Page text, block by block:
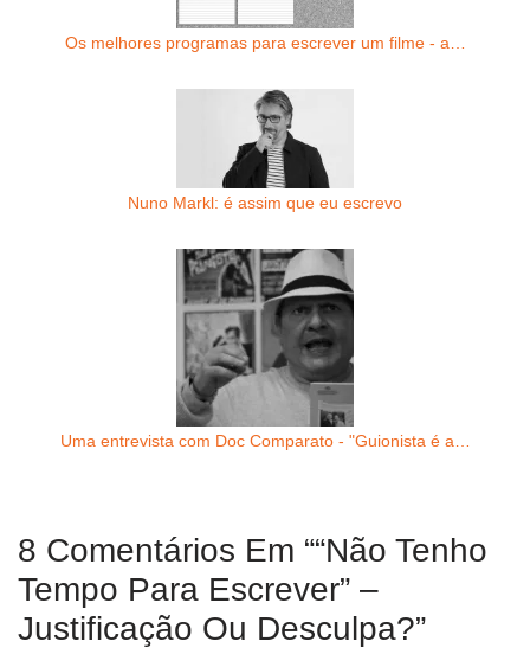
Os melhores programas para escrever um filme - a…
Nuno Markl: é assim que eu escrevo
Uma entrevista com Doc Comparato - "Guionista é a…
8 Comentários Em ““Não Tenho
Tempo Para Escrever” –
Justificação Ou Desculpa?”